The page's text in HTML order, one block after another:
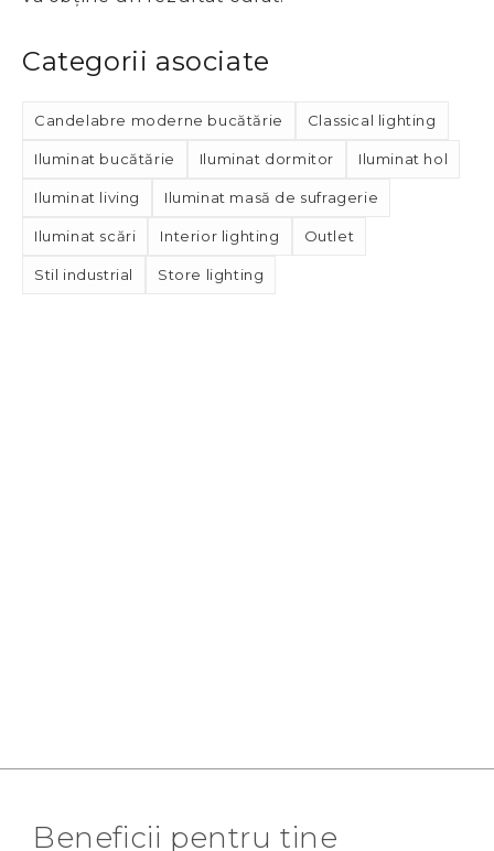
Categorii asociate
Candelabre moderne bucătărie Classical lighting
Iluminat bucătărie Iluminat dormitor Iluminat hol
Iluminat living Iluminat masă de sufragerie
Iluminat scări Interior lighting Outlet
Stil industrial Store lighting
Beneficii pentru tine